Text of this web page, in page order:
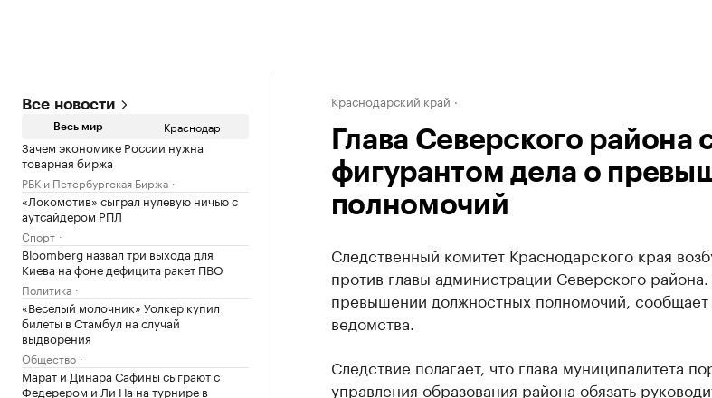
Все новости
Весь мир Краснодар
Зачем экономике России нужна
товарная биржа
РБК и Петербургская Биржа
«Локомотив» сыграл нулевую ничью с
аутсайдером РПЛ
Спорт
Bloomberg назвал три выхода для
Киева на фоне дефицита ракет ПВО
Политика
«Веселый молочник» Уолкер купил
билеты в Стамбул на случай
выдворения
Общество
Марат и Динара Сафины сыграют с
Федерером и Ли На на турнире в
Краснодарский край
Глава Северского района
фигурантом дела о
полномочий
Следственный комитет Краснодарского края
против главы администрации Северского
превышении должностных полномочий,
ведомства.
Следствие полагает, что глава муниципалитета
управления образования района обязать